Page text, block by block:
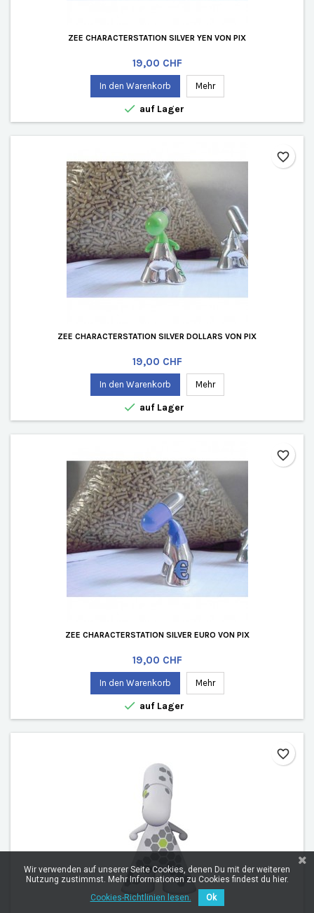
ZEE CHARACTERSTATION SILVER YEN VON PIX
Preis
19,00 CHF
In den Warenkorb Mehr
 auf Lager
ZEE CHARACTERSTATION SILVER DOLLARS VON PIX
Preis
19,00 CHF
In den Warenkorb Mehr
 auf Lager
favorite_border
ZEE CHARACTERSTATION SILVER EURO VON PIX
Preis
19,00 CHF
In den Warenkorb Mehr
 auf Lager
favorite_border
favorite_border
Wir verwenden auf unserer Seite Cookies, denen Du mit der weiteren
Nutzung zustimmst. Mehr Informationen zu Cookies findest du hier.
Cookies-Richtlinien lesen.
Ok